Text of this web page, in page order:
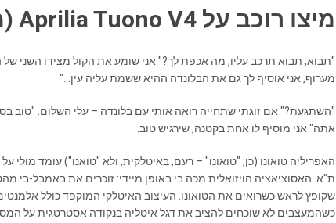
מיצו רוכב על Aprilia Tuono V4 (מודל 2012)
"תבוא, תבוא תרכב עליו, מה אכפת לך?" אני שומע את הקול מצידו השני של
מערוף, אני אוסיף לך גם את הבלונדה ההיא ששמת עליה עין…"
"השתגעת?" אם זוגתי שתחייה רואה אותי עם בלונדה – עלי השלום. "טוב
אתה" אני מוסיף לו אחת בקטנה, שירגיש טוב.
האפריליה טואונו (כן, "טואונו" – רעם, באיטלקית, ולא "טואנו") עומד מולי
ת"א. האסוציאציה הויזואלית מכה בי באופן מיידי: זוכרים את באמבל-בי
שקופץ לראש כשרואים את הטואונו. העיצוב האיטלקי המוקפד כולל
כשהמעצבים לא שוכחים להציב את דגל איטליה בנקודה אסטרטגית על